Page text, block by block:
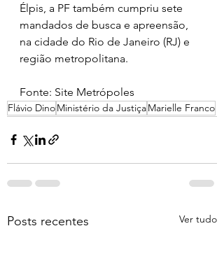
Élpis, a PF também cumpriu sete
mandados de busca e apreensão,
na cidade do Rio de Janeiro (RJ) e
região metropolitana.
Fonte: Site Metrópoles
Flávio DinoMinistério da JustiçaMarielle Franco
Posts recentes Ver tudo